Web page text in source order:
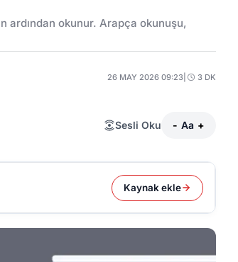
ardından okunur. Arapça okunuşu,
26 MAY 2026 09:23 3 DK
Sesli Oku - Aa +
Kaynak ekle